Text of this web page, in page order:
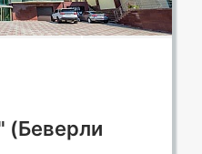
(Беверли